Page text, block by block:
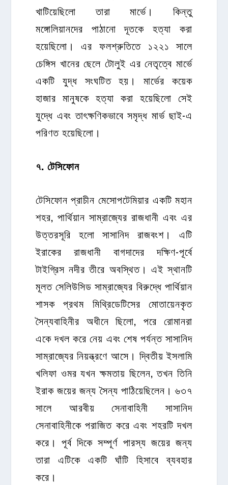
খাটিয়েছিলো তারা মার্ভে। কিন্তু
মঙ্গোলিয়ানদের পাঠানো দূতকে হত্যা করা
হয়েছিলো। এর ফলশ্রুতিতে ১২২১ সালে
চেঙ্গিস খানের ছেলে টোলুই এর নেতৃত্বে মার্ভে
একটি যুদ্ধ সংঘটিত হয়। মার্ভের কয়েক
হাজার মানুষকে হত্যা করা হয়েছিলো সেই
যুদ্ধে এবং তাৎক্ষণিকভাবে সমৃদ্ধ মার্ভ ছাই-এ
পরিণত হয়েছিলো।
৭. টেসিফোন
টেসিফোন প্রাচীন মেসোপটেমিয়ার একটি মহান
শহর, পার্থিয়ান সাম্রাজ্যের রাজধানী এবং এর
উত্তরসূরি হলো সাসানিদ রাজবংশ। এটি
ইরাকের রাজধানী বাগদাদের দক্ষিণ-পূর্বে
টাইগ্রিস নদীর তীরে অবস্থিত। এই স্থানটি
মূলত সেলিউসিড সাম্রাজ্যের বিরুদ্ধে পার্থিয়ান
শাসক প্রথম মিথ্রিডেটিসের মোতায়েনকৃত
সৈন্যবাহিনীর অধীনে ছিলো, পরে রোমানরা
একে দখল করে নেয় এবং শেষ পর্যন্ত সাসানিদ
সাম্রাজ্যের নিয়ন্ত্রণে আসে। দ্বিতীয় ইসলামি
খলিফা ওমর যখন ক্ষমতায় ছিলেন, তখন তিনি
ইরাক জয়ের জন্য সৈন্য পাঠিয়েছিলেন। ৬৩৭
সালে আরবীয় সেনাবাহিনী সাসানিদ
সেনাবাহিনীকে পরাজিত করে এবং শহরটি দখল
করে। পূর্ব দিকে সম্পূর্ণ পারস্য জয়ের জন্য
তারা এটিকে একটি ঘাঁটি হিসাবে ব্যবহার
করে।